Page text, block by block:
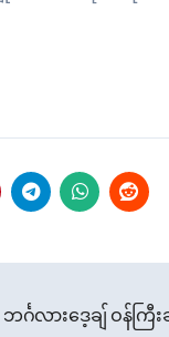
ဘင်္ဂလားဒေ့ချ် ဝန်က